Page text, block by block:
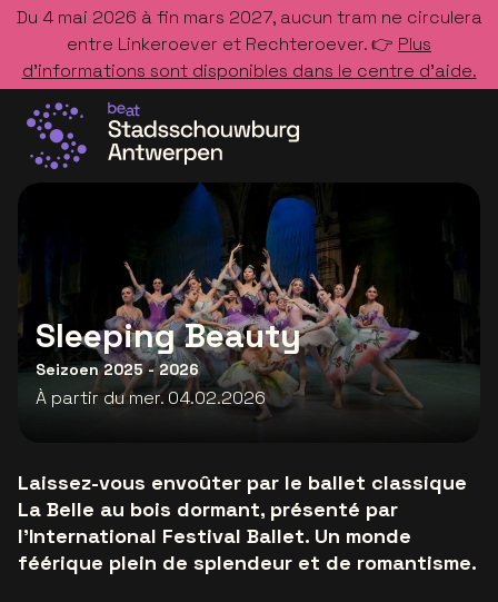
Du 4 mai 2026 à fin mars 2027, aucun tram ne circulera
entre Linkeroever et Rechteroever. 👉 Plus
d’informations sont disponibles dans le centre d’aide.
Allez à la page d'accueil
Sleeping Beauty
Seizoen 2025 - 2026
À partir du mer. 04.02.2026
Laissez-vous envoûter par le ballet classique
La Belle au bois dormant, présenté par
l'International Festival Ballet. Un monde
féérique plein de splendeur et de romantisme.